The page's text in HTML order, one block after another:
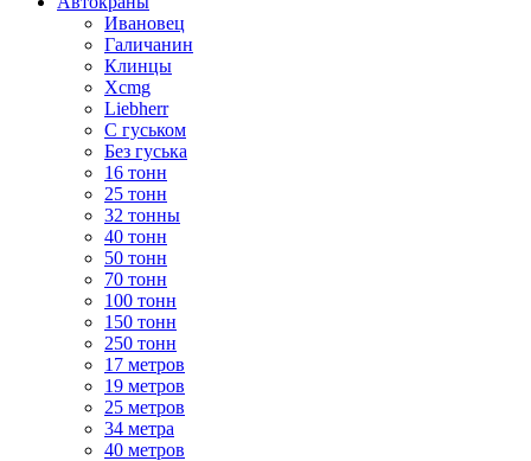
Ивановец
Галичанин
Клинцы
Xcmg
Liebherr
С гуськом
Без гуська
16 тонн
25 тонн
32 тонны
40 тонн
50 тонн
70 тонн
100 тонн
150 тонн
250 тонн
17 метров
19 метров
25 метров
34 метра
40 метров